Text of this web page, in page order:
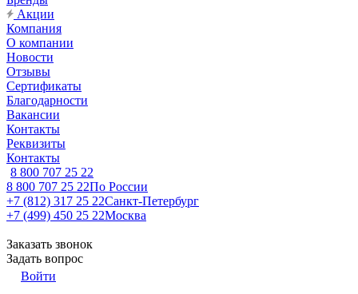
Акции
Компания
О компании
Новости
Отзывы
Сертификаты
Благодарности
Вакансии
Контакты
Реквизиты
Контакты
8 800 707 25 22
8 800 707 25 22По России
+7 (812) 317 25 22Санкт-Петербург
+7 (499) 450 25 22Москва
Заказать звонок
Задать вопрос
Войти